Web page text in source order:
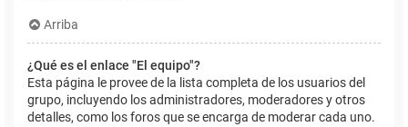
Arriba
¿Qué es el enlace "El equipo"?
Esta página le provee de la lista completa de los usuarios del
grupo, incluyendo los administradores, moderadores y otros
detalles, como los foros que se encarga de moderar cada uno.